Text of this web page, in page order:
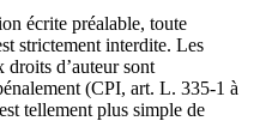
écrite préalable, toute
strictement interdite. Les
droits d’auteur sont
(CPI, art. L. 335-1 à
tellement plus simple de